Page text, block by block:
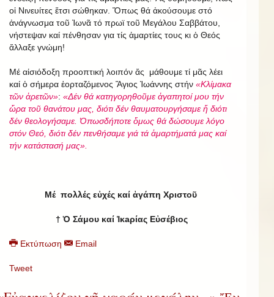
οἱ Νινευίτες ἔτσι σώθηκαν. Ὅπως θά ἀκούσουμε στό
ἀνάγνωσμα τοῦ Ἰωνᾶ τό πρωϊ τοῦ Μεγάλου Σαββάτου,
νήστεψαν καί πένθησαν για τίς ἁμαρτίες τους κι ὁ Θεός
ἄλλαξε γνώμη!
Μέ αἰσιόδοξη προοπτική λοιπόν ἄς μάθουμε τί μᾶς λέει
καί ὁ σήμερα ἑορταζόμενος Ἅγιος Ἰωάννης στήν «Κλίμακα
τῶν ἀρετῶν»: «Δέν θά κατηγορηθοῦμε ἀγαπητοί μου τήν
ὥρα τοῦ θανάτου μας, διότι δέν θαυματουργήσαμε ἤ διότι
δέν θεολογήσαμε. Ὁπωσδήποτε ὅμως θά δώσουμε λόγο
στόν Θεό, διότι δέν πενθήσαμε γιά τά ἁμαρτήματά μας καί
τήν κατάστασή μας».
Μέ πολλές εὐχές καί ἀγάπη Χριστοῦ
†Ὁ Σάμου καί Ἰκaρίας Εὐσέβιος
Εκτύπωση Email
Tweet